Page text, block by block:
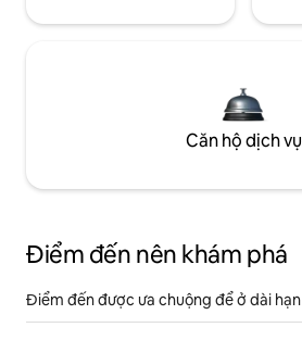
Căn hộ dịch vụ
Điểm đến nên khám phá
Điểm đến được ưa chuộng để ở dài hạn